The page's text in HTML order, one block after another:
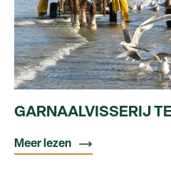
GARNAALVISSERIJ
Meer lezen